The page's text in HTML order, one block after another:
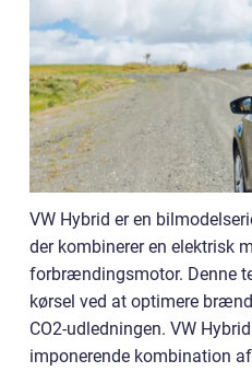
VW Hybrid er en
der kombinerer en elektrisk
forbrændingsmotor. Denne
kørsel ved at optimere
CO2-udledningen. VW
imponerende kombination